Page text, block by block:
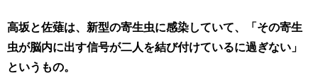
高坂と佐薙は、新型の寄生虫に感染していて、「その寄生
虫が脳内に出す信号が二人を結び付けているに過ぎない」
というもの。